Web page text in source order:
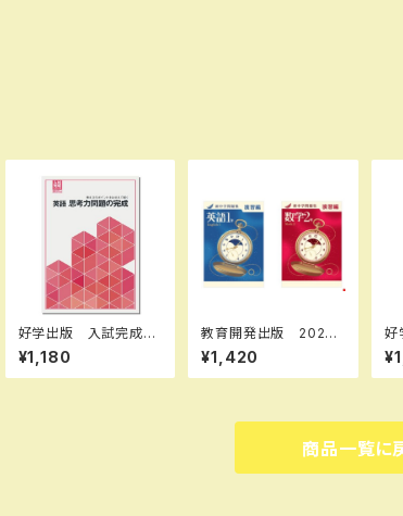
好学出版 入試完成シ
リーズ 英語 思考力
問題の完成 2026年
度版 新品完全セッ
¥1,180
教育開発出版 2026
年度版 新中学問題
集 英語 中1～3 演
習編 各学年（選択くだ
¥1,420
好
リ
題
版
商品一覧に